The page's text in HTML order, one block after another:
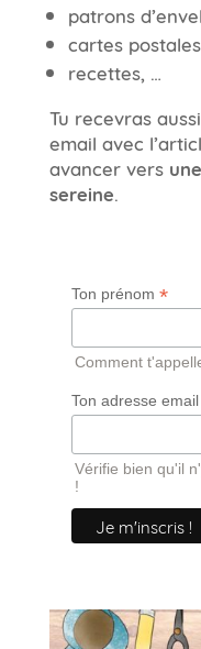
patrons
cartes
recettes, …
Tu recevras
email avec
avancer vers
sereine.
Ton prénom *
Comment
Ton adresse email
Vérifie bien qu'il
!